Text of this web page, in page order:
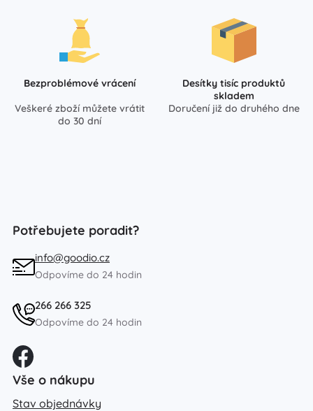
Bezproblémové vrácení
Veškeré zboží můžete vrátit
do 30 dní
Desítky tisíc produktů
skladem
Doručení již do druhého dne
Potřebujete poradit?
info@goodio.cz
Odpovíme do 24 hodin
266 266 325
Odpovíme do 24 hodin
Vše o nákupu
Stav objednávky